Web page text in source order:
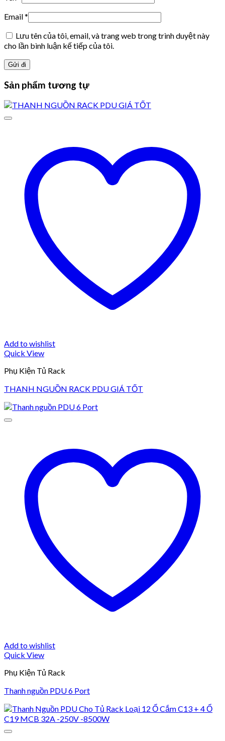
Email*
Lưu tên của tôi, email, và trang web trong trình duyệt này
cho lần bình luận kế tiếp của tôi.
Sản phẩm tương tự
Add to wishlist
Quick View
Phụ Kiện Tủ Rack
THANH NGUỒN RACK PDU GIÁ TỐT
Add to wishlist
Quick View
Phụ Kiện Tủ Rack
Thanh nguồn PDU 6 Port